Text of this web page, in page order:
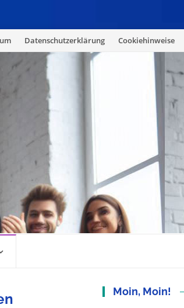
Datenschutzerklärung Cookiehinweise
Moin, Moin!